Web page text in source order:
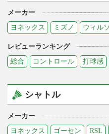
メーカー
ヨネックス
ミズノ ウィル
レビューランキング
総合
コントロール 打球感
シャトル
メーカー
ヨネックス
ゴーセン RSL